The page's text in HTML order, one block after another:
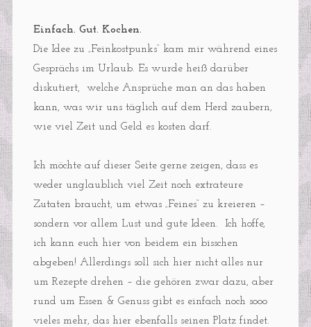
Einfach. Gut. Kochen.
Die Idee zu „Feinkostpunks“ kam mir während eines
Gesprächs im Urlaub. Es wurde heiß darüber
diskutiert, welche Ansprüche man an das haben
kann, was wir uns täglich auf dem Herd zaubern,
wie viel Zeit und Geld es kosten darf.
Ich möchte auf dieser Seite gerne zeigen, dass es
weder unglaublich viel Zeit noch extrateure
Zutaten braucht, um etwas „Feines“ zu kreieren –
sondern vor allem Lust und gute Ideen. Ich hoffe,
ich kann euch hier von beidem ein bisschen
abgeben! Allerdings soll sich hier nicht alles nur
um Rezepte drehen – die gehören zwar dazu, aber
rund um Essen & Genuss gibt es einfach noch sooo
vieles mehr, das hier ebenfalls seinen Platz findet.